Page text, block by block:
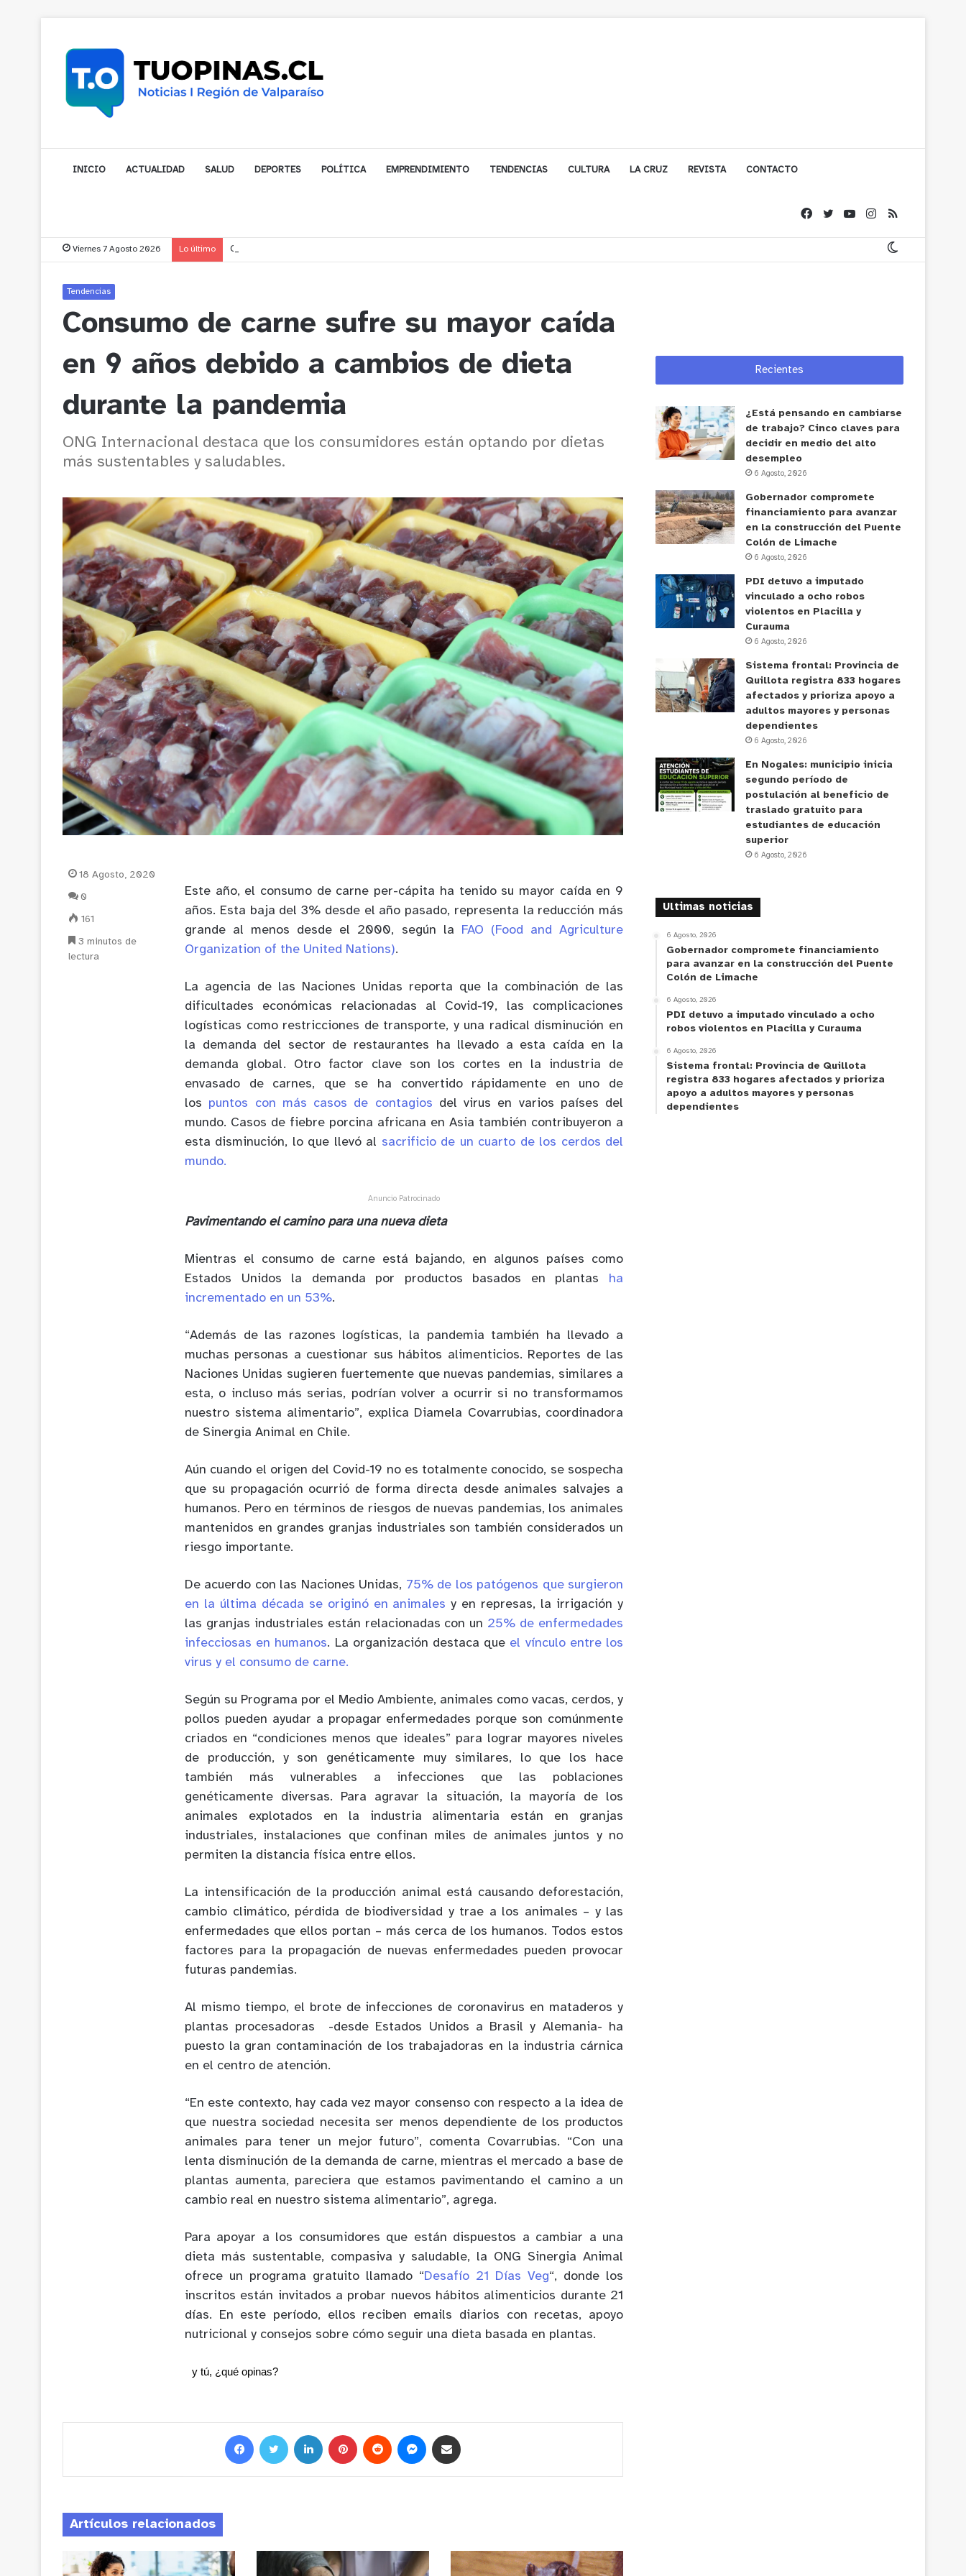
INICIO ACTUALIDAD SALUD DEPORTES POLÍTICA EMPRENDIMIENTO TENDENCIAS CULTURA LA CRUZ REVISTA CONTACTO
Viernes 7 Agosto 2026 Lo último Gobernador compromete financiamiento para avanzar en la construcción del Puente Colón de Limache
Tendencias
Consumo de carne sufre su mayor caída
en 9 años debido a cambios de dieta
durante la pandemia
ONG Internacional destaca que los consumidores están optando por dietas
más sustentables y saludables.
Este año, el consumo de carne per-cápita ha tenido su mayor caída en 9
años. Esta baja del 3% desde el año pasado, representa la reducción más
grande al menos desde el 2000, según la FAO (Food and Agriculture
Organization of the United Nations).
La agencia de las Naciones Unidas reporta que la combinación de las
dificultades económicas relacionadas al Covid-19, las complicaciones
logísticas como restricciones de transporte, y una radical disminución en
la demanda del sector de restaurantes ha llevado a esta caída en la
demanda global. Otro factor clave son los cortes en la industria de
envasado de carnes, que se ha convertido rápidamente en uno de
los puntos con más casos de contagios del virus en varios países del
mundo. Casos de fiebre porcina africana en Asia también contribuyeron a
esta disminución, lo que llevó al sacrificio de un cuarto de los cerdos del
mundo.
Anuncio Patrocinado
Pavimentando el camino para una nueva dieta
Mientras el consumo de carne está bajando, en algunos países como
Estados Unidos la demanda por productos basados en plantas ha
incrementado en un 53%.
“Además de las razones logísticas, la pandemia también ha llevado a
muchas personas a cuestionar sus hábitos alimenticios. Reportes de las
Naciones Unidas sugieren fuertemente que nuevas pandemias, similares a
esta, o incluso más serias, podrían volver a ocurrir si no transformamos
nuestro sistema alimentario”, explica Diamela Covarrubias, coordinadora
de Sinergia Animal en Chile.
Aún cuando el origen del Covid-19 no es totalmente conocido, se sospecha
que su propagación ocurrió de forma directa desde animales salvajes a
humanos. Pero en términos de riesgos de nuevas pandemias, los animales
mantenidos en grandes granjas industriales son también considerados un
riesgo importante.
De acuerdo con las Naciones Unidas, 75% de los patógenos que surgieron
en la última década se originó en animales y en represas, la irrigación y
las granjas industriales están relacionadas con un 25% de enfermedades
infecciosas en humanos. La organización destaca que el vínculo entre los
virus y el consumo de carne.
Según su Programa por el Medio Ambiente, animales como vacas, cerdos, y
pollos pueden ayudar a propagar enfermedades porque son comúnmente
criados en “condiciones menos que ideales” para lograr mayores niveles
de producción, y son genéticamente muy similares, lo que los hace
también más vulnerables a infecciones que las poblaciones
genéticamente diversas. Para agravar la situación, la mayoría de los
animales explotados en la industria alimentaria están en granjas
industriales, instalaciones que confinan miles de animales juntos y no
permiten la distancia física entre ellos.
La intensificación de la producción animal está causando deforestación,
cambio climático, pérdida de biodiversidad y trae a los animales – y las
enfermedades que ellos portan – más cerca de los humanos. Todos estos
factores para la propagación de nuevas enfermedades pueden provocar
futuras pandemias.
Al mismo tiempo, el brote de infecciones de coronavirus en mataderos y
plantas procesadoras -desde Estados Unidos a Brasil y Alemania- ha
puesto la gran contaminación de los trabajadoras en la industria cárnica
en el centro de atención.
“En este contexto, hay cada vez mayor consenso con respecto a la idea de
que nuestra sociedad necesita ser menos dependiente de los productos
animales para tener un mejor futuro”, comenta Covarrubias. “Con una
lenta disminución de la demanda de carne, mientras el mercado a base de
plantas aumenta, pareciera que estamos pavimentando el camino a un
cambio real en nuestro sistema alimentario”, agrega.
Para apoyar a los consumidores que están dispuestos a cambiar a una
dieta más sustentable, compasiva y saludable, la ONG Sinergia Animal
ofrece un programa gratuito llamado “Desafío 21 Días Veg“, donde los
inscritos están invitados a probar nuevos hábitos alimenticios durante 21
días. En este período, ellos reciben emails diarios con recetas, apoyo
nutricional y consejos sobre cómo seguir una dieta basada en plantas.
y tú, ¿qué opinas?
18 Agosto, 2020
0
161
3 minutos de
lectura
Artículos relacionados
Recientes
¿Está pensando en cambiarse
de trabajo? Cinco claves para
decidir en medio del alto
desempleo
6 Agosto, 2026
Gobernador compromete
financiamiento para avanzar
en la construcción del Puente
Colón de Limache
6 Agosto, 2026
PDI detuvo a imputado
vinculado a ocho robos
violentos en Placilla y
Curauma
6 Agosto, 2026
Sistema frontal: Provincia de
Quillota registra 833 hogares
afectados y prioriza apoyo a
adultos mayores y personas
dependientes
6 Agosto, 2026
En Nogales: municipio inicia
segundo período de
postulación al beneficio de
traslado gratuito para
estudiantes de educación
superior
6 Agosto, 2026
Ultimas noticias
6 Agosto, 2026
Gobernador compromete financiamiento
para avanzar en la construcción del Puente
Colón de Limache
6 Agosto, 2026
PDI detuvo a imputado vinculado a ocho
robos violentos en Placilla y Curauma
6 Agosto, 2026
Sistema frontal: Provincia de Quillota
registra 833 hogares afectados y prioriza
apoyo a adultos mayores y personas
dependientes